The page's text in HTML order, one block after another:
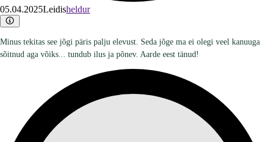
05.04.2025Leidisheldur
Minus tekitas see jõgi päris palju elevust. Seda jõge ma ei olegi veel kanuuga
sõitnud aga võiks... tundub ilus ja põnev. Aarde eest tänud!